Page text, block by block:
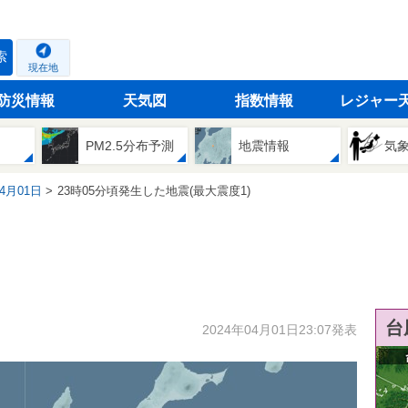
現在地
災情報 天気図 指数情報 レジャー
PM2.5分布予測 地震情報 気
月01日 23時05分頃発生した地震(最大震度1)
2024年04月01日23:07発表